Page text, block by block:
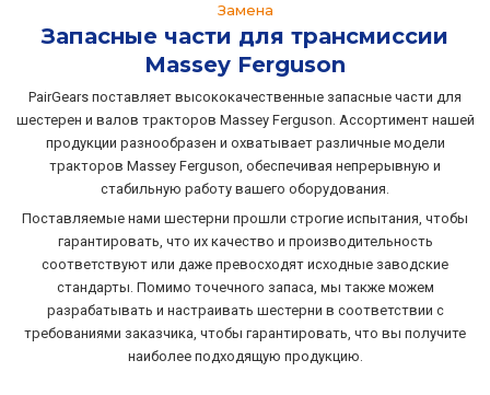
Замена
Запасные части для трансмиссии
Massey Ferguson
PairGears поставляет высококачественные запасные части для
шестерен и валов тракторов Massey Ferguson. Ассортимент нашей
продукции разнообразен и охватывает различные модели
тракторов Massey Ferguson, обеспечивая непрерывную и
стабильную работу вашего оборудования.
Поставляемые нами шестерни прошли строгие испытания, чтобы
гарантировать, что их качество и производительность
соответствуют или даже превосходят исходные заводские
стандарты. Помимо точечного запаса, мы также можем
разрабатывать и настраивать шестерни в соответствии с
требованиями заказчика, чтобы гарантировать, что вы получите
наиболее подходящую продукцию.